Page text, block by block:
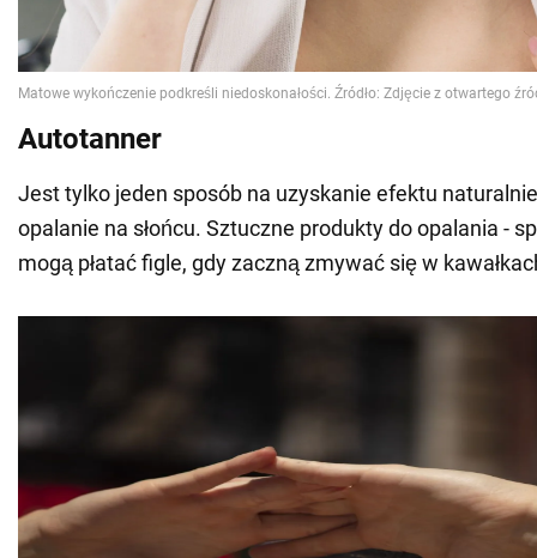
Autotanner
Jest tylko jeden sposób na uzyskanie efektu
opalanie na słońcu. Sztuczne produkty do opalania -
mogą płatać figle, gdy zaczną zmywać się w